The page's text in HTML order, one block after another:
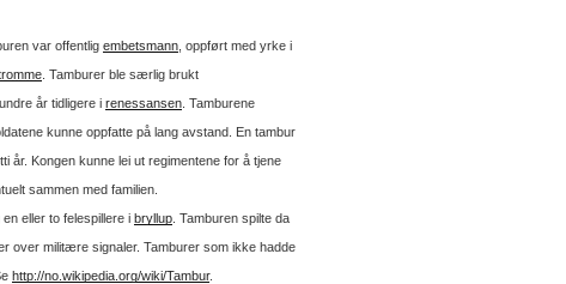
var offentlig embetsmann, oppført med yrke i
. Tamburer ble særlig brukt
år tidligere i renessansen. Tamburene
kunne oppfatte på lang avstand. En tambur
år. Kongen kunne lei ut regimentene for å tjene
sammen med familien.
eller to felespillere i bryllup. Tamburen spilte da
over militære signaler. Tamburer som ikke hadde
http://no.wikipedia.org/wiki/Tambur.